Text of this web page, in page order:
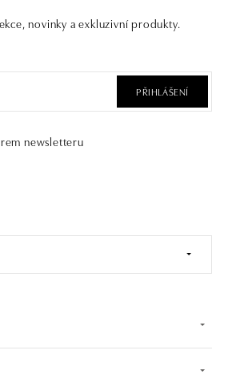
novinky a exkluzivní produkty.
PŘIHLÁŠENÍ
newsletteru